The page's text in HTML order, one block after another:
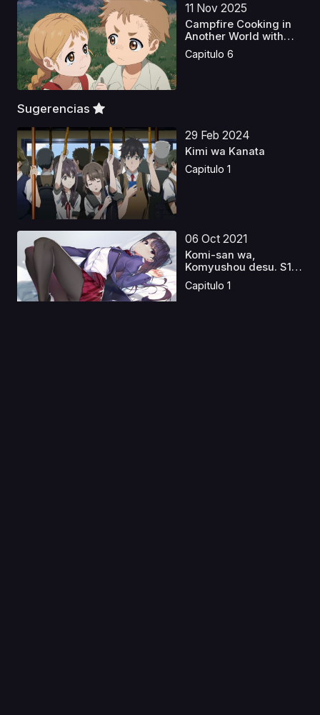
11 Nov 2025
Campfire Cooking in
Another World with
M...
Capitulo 6
Sugerencias
29 Feb 2024
Kimi wa Kanata
Capitulo 1
06 Oct 2021
Komi-san wa,
Komyushou desu. S1
1080p
Capitulo 1